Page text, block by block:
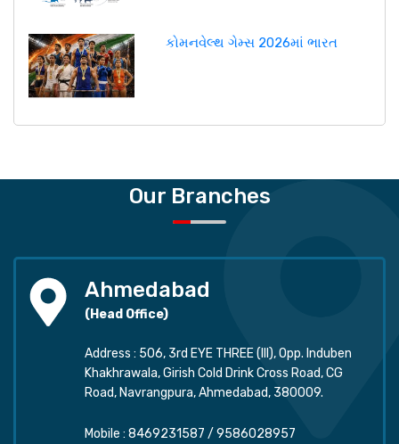
કોમનવેલ્થ ગેમ્સ 2026માં ભારત
Our Branches
Ahmedabad
(Head Office)
Address : 506, 3rd EYE THREE (III), Opp. Induben
Khakhrawala, Girish Cold Drink Cross Road, CG
Road, Navrangpura, Ahmedabad, 380009.
Mobile : 8469231587 / 9586028957